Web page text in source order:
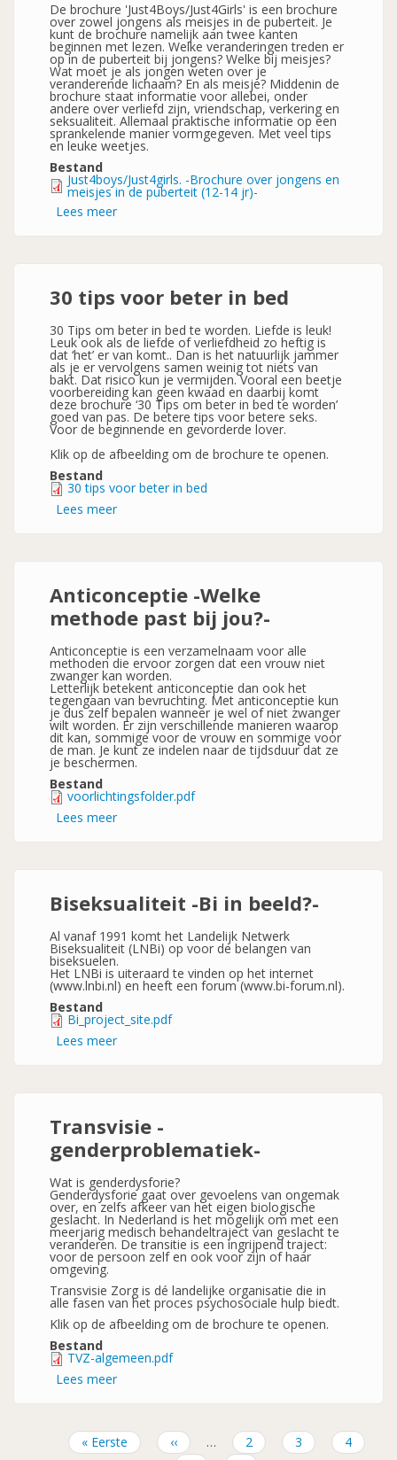
De brochure 'Just4Boys/Just4Girls' is een brochure
over zowel jongens als meisjes in de puberteit. Je
kunt de brochure namelijk aan twee kanten
beginnen met lezen. Welke veranderingen treden er
op in de puberteit bij jongens? Welke bij meisjes?
Wat moet je als jongen weten over je
veranderende lichaam? En als meisje? Middenin de
brochure staat informatie voor allebei, onder
andere over verliefd zijn, vriendschap, verkering en
seksualiteit. Allemaal praktische informatie op een
sprankelende manier vormgegeven. Met veel tips
en leuke weetjes.
Bestand
Just4boys/Just4girls. -Brochure over jongens en
meisjes in de puberteit (12-14 jr)-
Lees meerover
meisjes
in
de
puberteit
(12-
14
jr)-
30 tips voor beter in bed
30 Tips om beter in bed te worden. Liefde is leuk!
Leuk ook als de liefde of verliefdheid zo heftig is
dat ‘het’ er van komt.. Dan is het natuurlijk jammer
als je er vervolgens samen weinig tot niets van
bakt. Dat risico kun je vermijden. Vooral een beetje
voorbereiding kan geen kwaad en daarbij komt
deze brochure ‘30 Tips om beter in bed te worden’
goed van pas. De betere tips voor betere seks.
Voor de beginnende en gevorderde lover.
Klik op de afbeelding om de brochure te openen.
Bestand
30 tips voor beter in bed
Lees meerover
Anticonceptie -Welke
methode past bij jou?-
Anticonceptie is een verzamelnaam voor alle
methoden die ervoor zorgen dat een vrouw niet
zwanger kan worden.
Letterlijk betekent anticonceptie dan ook het
tegengaan van bevruchting. Met anticonceptie kun
je dus zelf bepalen wanneer je wel of niet zwanger
wilt worden. Er zijn verschillende manieren waarop
dit kan, sommige voor de vrouw en sommige voor
de man. Je kunt ze indelen naar de tijdsduur dat ze
je beschermen.
Bestand
voorlichtingsfolder.pdf
Lees meerover
jou?
-
Biseksualiteit -Bi in beeld?-
Al vanaf 1991 komt het Landelijk Netwerk
Biseksualiteit (LNBi) op voor de belangen van
biseksuelen.
Het LNBi is uiteraard te vinden op het internet
(www.lnbi.nl) en heeft een forum (www.bi-forum.nl).
Bestand
Bi_project_site.pdf
Lees meerover
Transvisie -
genderproblematiek-
Wat is genderdysforie?
Genderdysforie gaat over gevoelens van ongemak
over, en zelfs afkeer van het eigen biologische
geslacht. In Nederland is het mogelijk om met een
meerjarig medisch behandeltraject van geslacht te
veranderen. De transitie is een ingrijpend traject:
voor de persoon zelf en ook voor zijn of haar
omgeving.
Transvisie Zorg is dé landelijke organisatie die in
alle fasen van het proces psychosociale hulp biedt.
Klik op de afbeelding om de brochure te openen.
Bestand
TVZ-algemeen.pdf
Lees meerover
Eerste
pagina
« Eerste Vorige
pagina
‹‹ … Pagina
2 Pagina
3 Pagina
4